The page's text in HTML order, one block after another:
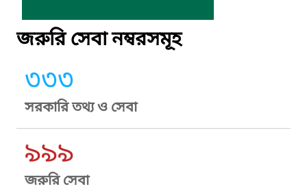
জরুরি সেবা নম্বরসমূহ
৩৩৩
সরকারি তথ্য ও সেবা
৯৯৯
জরুরি সেবা